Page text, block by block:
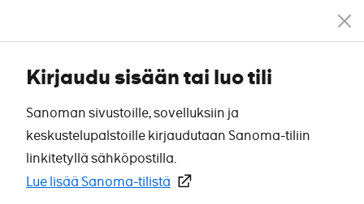
Kirjaudu sisään tai luo tili
Sanoman sivustoille, sovelluksiin ja
keskustelupalstoille kirjaudutaan Sanoma-tiliin
linkitetyllä sähköpostilla.
Lue lisää Sanoma-tilistä